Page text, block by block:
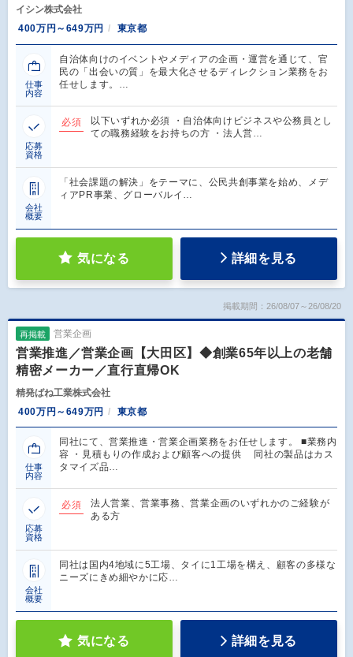
イシン株式会社
400万円～649万円
東京都
仕事
内容
自治体向けのイベントやメディアの企画・運営を通じて、官
民の「出会いの質」を最大化させるディレクション業務をお
任せします。…
応募
資格
必須
以下いずれか必須 ・自治体向けビジネスや公務員とし
ての職務経験をお持ちの方 ・法人営…
会社
概要
「社会課題の解決」をテーマに、公民共創事業を始め、メデ
ィアPR事業、グローバルイ…
気になる 詳細を見る
掲載期間：26/08/07～26/08/20
再掲載 営業企画
営業推進／営業企画【大田区】◆創業65年以上の老舗
精密メーカー／直行直帰OK
精発ばね工業株式会社
400万円～649万円
東京都
仕事
内容
同社にて、営業推進・営業企画業務をお任せします。 ■業務内
容 ・見積もりの作成および顧客への提供 同社の製品はカス
タマイズ品…
応募
資格
必須
法人営業、営業事務、営業企画のいずれかのご経験が
ある方
会社
概要
同社は国内4地域に5工場、タイに1工場を構え、顧客の多様な
ニーズにきめ細やかに応…
気になる 詳細を見る